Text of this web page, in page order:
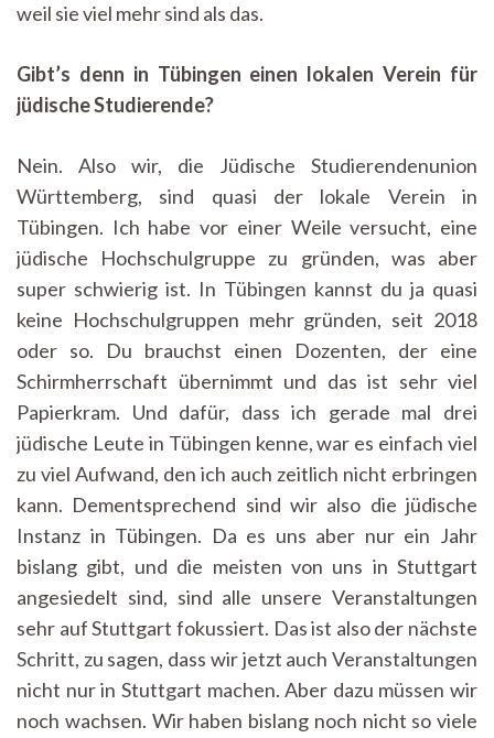
weil sie viel mehr sind als das.
Gibt’s denn in Tübingen einen lokalen Verein für
jüdische Studierende?
Nein. Also wir, die Jüdische Studierendenunion
Württemberg, sind quasi der lokale Verein in
Tübingen. Ich habe vor einer Weile versucht, eine
jüdische Hochschulgruppe zu gründen, was aber
super schwierig ist. In Tübingen kannst du ja quasi
keine Hochschulgruppen mehr gründen, seit 2018
oder so. Du brauchst einen Dozenten, der eine
Schirmherrschaft übernimmt und das ist sehr viel
Papierkram. Und dafür, dass ich gerade mal drei
jüdische Leute in Tübingen kenne, war es einfach viel
zu viel Aufwand, den ich auch zeitlich nicht erbringen
kann. Dementsprechend sind wir also die jüdische
Instanz in Tübingen. Da es uns aber nur ein Jahr
bislang gibt, und die meisten von uns in Stuttgart
angesiedelt sind, sind alle unsere Veranstaltungen
sehr auf Stuttgart fokussiert. Das ist also der nächste
Schritt, zu sagen, dass wir jetzt auch Veranstaltungen
nicht nur in Stuttgart machen. Aber dazu müssen wir
noch wachsen. Wir haben bislang noch nicht so viele